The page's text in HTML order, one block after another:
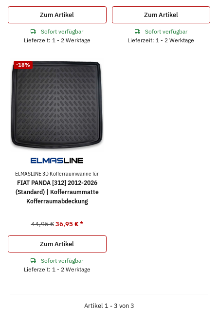
Zum Artikel
Sofort verfügbar
Lieferzeit: 1 - 2 Werktage
Zum Artikel
Sofort verfügbar
Lieferzeit: 1 - 2 Werktage
-18%
ELMASLINE 3D Kofferraumwanne für
FIAT PANDA [312] 2012-2026
(Standard) | Kofferraummatte
Kofferraumabdeckung
44,95 € 36,95 €*
Zum Artikel
Sofort verfügbar
Lieferzeit: 1 - 2 Werktage
Artikel 1 - 3 von 3